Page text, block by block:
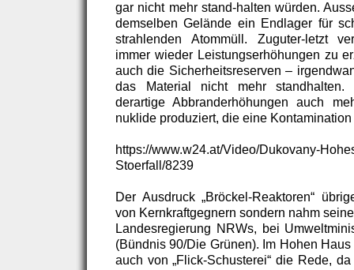
gar nicht mehr stand-halten würden.
demselben Gelände ein Endlager für
strahlenden Atommüll. Zuguter-letzt
immer wieder Leistungserhöhungen zu
auch die Sicherheitsreserven –
das Material nicht mehr standhalten.
derartige Abbranderhöhungen auch
nuklide produziert, die eine
https://www.w24.at/Video/Dukovany-
Stoerfall/8239
Der Ausdruck „Bröckel-Reaktoren“
von Kernkraftgegnern sondern nahm
Landesregierung NRWs, bei
(Bündnis 90/Die Grünen). Im Hohen
auch von „Flick-Schusterei“ die Rede,